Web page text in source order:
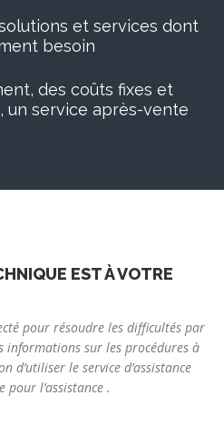
et services dont
besoin
des coûts fixes et
un service après-vente
EST À VOTRE
pour résoudre les difficultés par
informations sur les procédures à
d’utiliser le service d’assistance
pour l’assistance .